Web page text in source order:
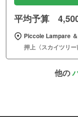
平均予算
Piccole Lampare
押上〈スカイツリ
他の